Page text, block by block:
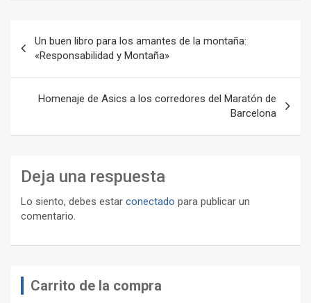
de
entradas
Un buen libro para los amantes de la montaña:
«Responsabilidad y Montaña»
Homenaje de Asics a los corredores del Maratón de
Barcelona
Deja una respuesta
Lo siento, debes estar conectado para publicar un
comentario.
Carrito de la compra